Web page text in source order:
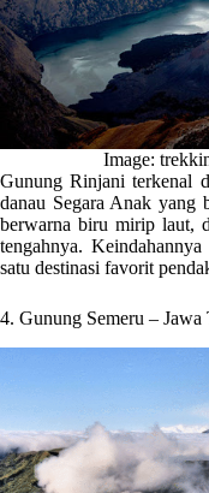
Image:
Gunung Rinjani terkenal
danau Segara Anak yang
berwarna biru mirip laut,
tengahnya.
satu destinasi favorit
4. Gunung Semeru – Jawa